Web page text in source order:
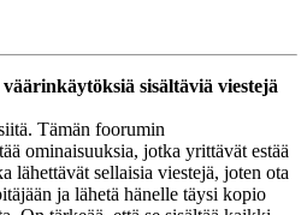
sisältäviä viestejä
Tämän foorumin
ominaisuuksia, jotka yrittävät estää
lähettävät sellaisia viestejä, joten ota
ja lähetä hänelle täysi kopio